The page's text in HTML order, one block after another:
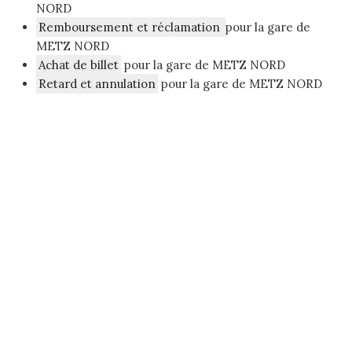
NORD
Remboursement et réclamation pour la gare de
METZ NORD
Achat de billet pour la gare de METZ NORD
Retard et annulation pour la gare de METZ NORD